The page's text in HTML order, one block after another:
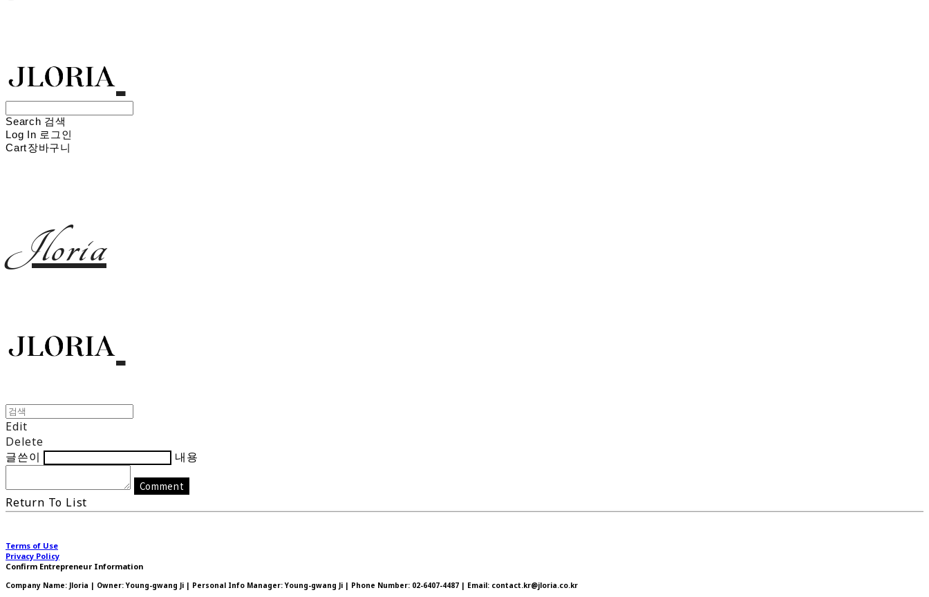
Search 검색
Log In 로그인
Cart장바구니
Jloria
Edit
Delete
글쓴이
내용
Comment
Return To List
Terms of Use
Privacy Policy
Confirm Entrepreneur Information
Company Name: Jloria | Owner: Young-gwang Ji | Personal Info Manager: Young-gwang Ji | Phone Number: 02-6407-4487 | Email: contact.kr@jloria.co.kr